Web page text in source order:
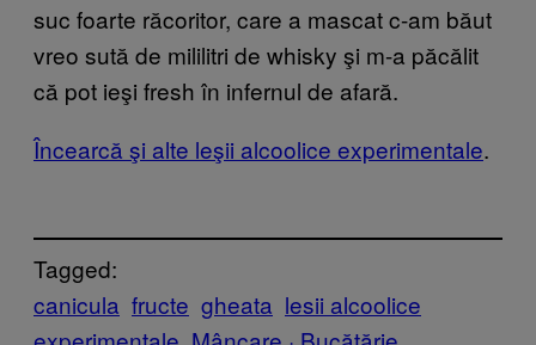
suc foarte răcoritor, care a mascat c-am băut
vreo sută de mililitri de whisky şi m-a păcălit
că pot ieşi fresh în infernul de afară.
Încearcă şi alte leşii alcoolice experimentale.
Tagged:
canicula fructe gheata lesii alcoolice